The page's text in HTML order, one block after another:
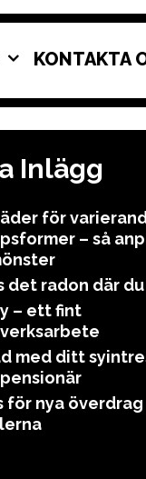
KONTAKTA
Inlägg
för
– så
det radon där du
– ett fint
med ditt
för nya